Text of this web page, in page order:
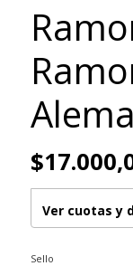
Ver cuotas y
Sello